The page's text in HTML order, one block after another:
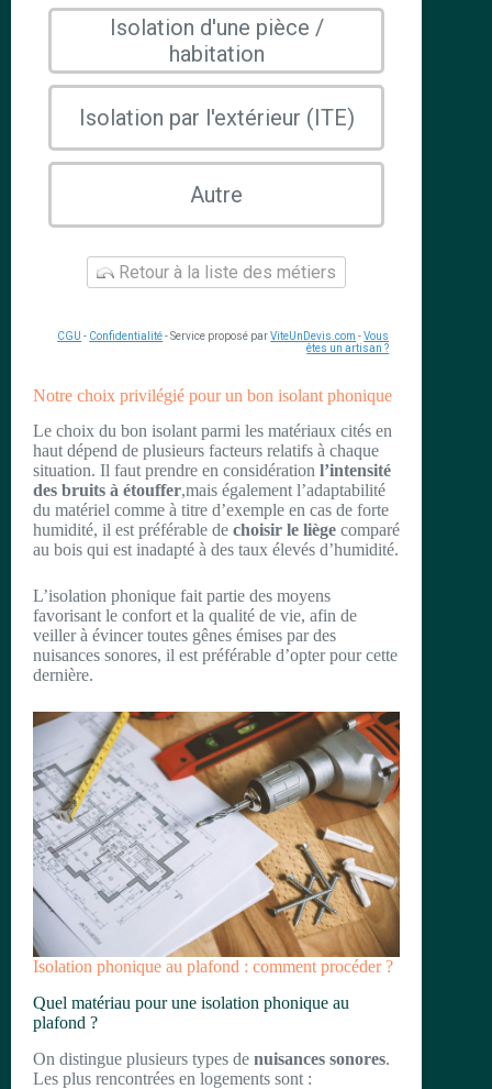
Isolation d'une pièce /
habitation
Isolation par l'extérieur (ITE)
Autre
Retour à la liste des métiers
CGU - Confidentialité- Service proposé parViteUnDevis.com -Vous
êtes un artisan ?
Notre choix privilégié pour un bon isolant phonique
Le choix du bon isolant parmi les matériaux cités en
haut dépend de plusieurs facteurs relatifs à chaque
situation. Il faut prendre en considération l’intensité
des bruits à étouffer,mais également l’adaptabilité
du matériel comme à titre d’exemple en cas de forte
humidité, il est préférable de choisir le liège comparé
au bois qui est inadapté à des taux élevés d’humidité.
L’isolation phonique fait partie des moyens
favorisant le confort et la qualité de vie, afin de
veiller à évincer toutes gênes émises par des
nuisances sonores, il est préférable d’opter pour cette
dernière.
Isolation phonique au plafond : comment procéder ?
Quel matériau pour une isolation phonique au
plafond ?
On distingue plusieurs types de nuisances sonores.
Les plus rencontrées en logements sont :